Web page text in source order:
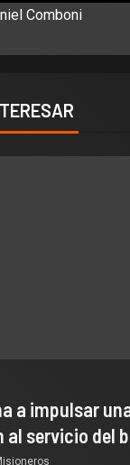
Comboni
a impulsar
servicio del